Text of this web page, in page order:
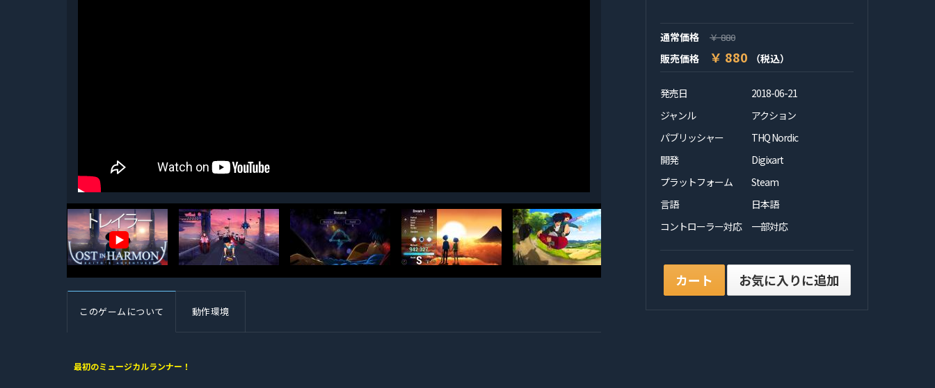
▶
このゲームについて 動作環境
最初のミュージカルランナー！
通常価格 ￥ 880
販売価格 ￥ 880 （税込）
発売日
2018-06-21
ジャンル
アクション
パブリッシャー
THQ Nordic
開発
Digixart
プラットフォーム
Steam
言語
日本語
コントローラー対応
一部対応
カート お気に入りに追加